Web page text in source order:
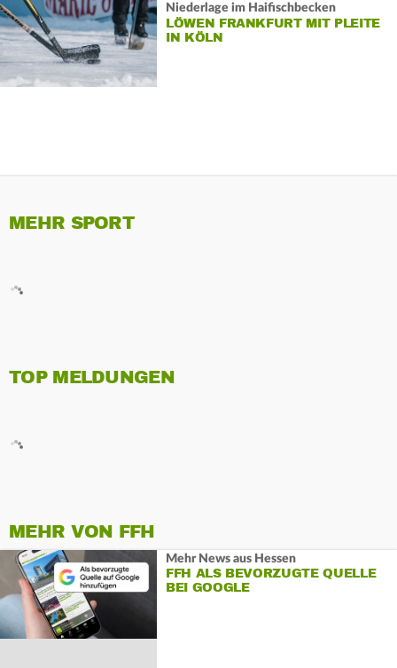
Niederlage im Haifischbecken
LÖWEN FRANKFURT MIT PLEITE
IN KÖLN
MEHR SPORT
TOP MELDUNGEN
MEHR VON FFH
Mehr News aus Hessen
FFH ALS BEVORZUGTE QUELLE
BEI GOOGLE